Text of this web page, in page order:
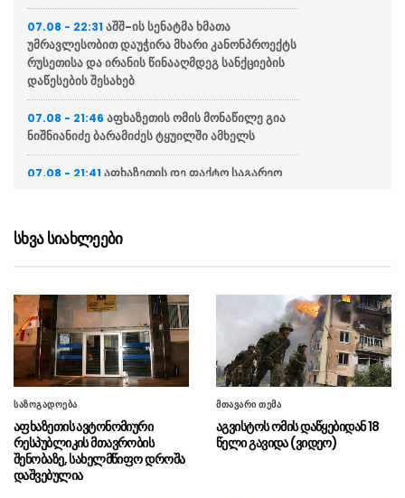
07.08 - 22:31 აშშ-ის სენატმა ხმათა
უმრავლესობით დაუჭირა მხარი კანონპროექტს
რუსეთისა და ირანის წინააღმდეგ სანქციების
დაწესების შესახებ
07.08 - 21:46 აფხაზეთის ომის მონაწილე გია
ნიშნიანიძე ბარამიძეს ტყუილში ამხელს
07.08 - 21:41 აფხაზეთის დე ფაქტო საგარეო
ხასიათი აქვს
ასაჯაროებს (ვიდეო)
07.08 - 21:15ეკა კუპატაძე მიმართვას
ავრცელებს
“ფარულ ჩანაწერში ნია იმნაძე
და მამამისი განიხილავდნენ, როგორ ჩაიდინა
ალექსანდრე გაბაშვილმა დანაშაული”
07.08 - 20:20“საფრანგეთი არ დაუშვებს
უცხოური ჩარევის არცერთ მცდელობას
სხვა სიახლეები
საზოგადოება
აფხაზეთის ავტონომიური
რესპუბლიკის მთავრობის
შენობაზე, სახელმწიფო დროშა
დაშვებულია
მთავარი თემა
აგვისტოს ომის დაწყებიდან 18
წელი გავიდა (ვიდეო)